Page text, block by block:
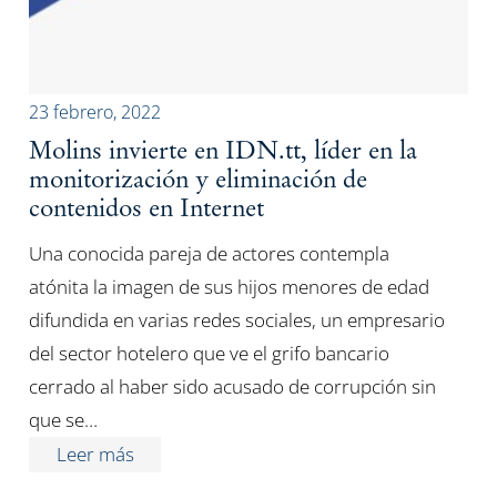
23 febrero, 2022
Molins invierte en IDN.tt, líder en la
monitorización y eliminación de
contenidos en Internet
Una conocida pareja de actores contempla
atónita la imagen de sus hijos menores de edad
difundida en varias redes sociales, un empresario
del sector hotelero que ve el grifo bancario
cerrado al haber sido acusado de corrupción sin
que se…
Leer más